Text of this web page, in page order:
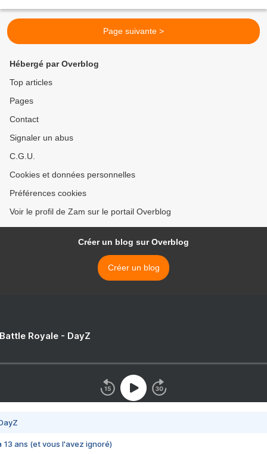
Page suivante >
Hébergé par Overblog
Top articles
Pages
Contact
Signaler un abus
C.G.U.
Cookies et données personnelles
Préférences cookies
Voir le profil de Zam sur le portail Overblog
Créer un blog sur Overblog
Créer un blog
Royale - DayZ
13 ans (et vous l'avez ignoré)